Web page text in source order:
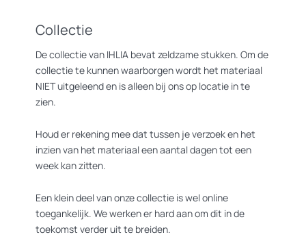
Collectie
De collectie van IHLIA bevat zeldzame stukken. Om de
collectie te kunnen waarborgen wordt het materiaal
NIET uitgeleend en is alleen bij ons op locatie in te
zien.
Houd er rekening mee dat tussen je verzoek en het
inzien van het materiaal een aantal dagen tot een
week kan zitten.
Een klein deel van onze collectie is wel online
toegankelijk. We werken er hard aan om dit in de
toekomst verder uit te breiden.